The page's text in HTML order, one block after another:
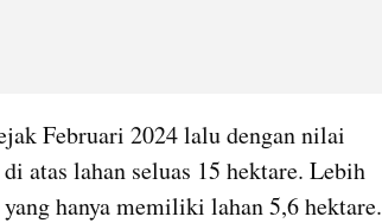
Februari 2024 lalu dengan nilai
atas lahan seluas 15 hektare. Lebih
hanya memiliki lahan 5,6 hektare.